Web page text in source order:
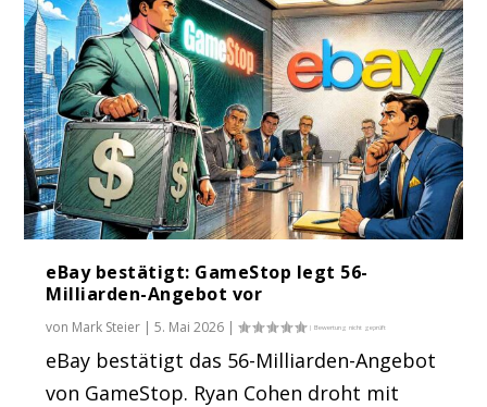
eBay bestätigt: GameStop legt 56-
Milliarden-Angebot vor
von Mark Steier |5. Mai 2026 |
eBay bestätigt das 56-Milliarden-Angebot
von GameStop. Ryan Cohen droht mit